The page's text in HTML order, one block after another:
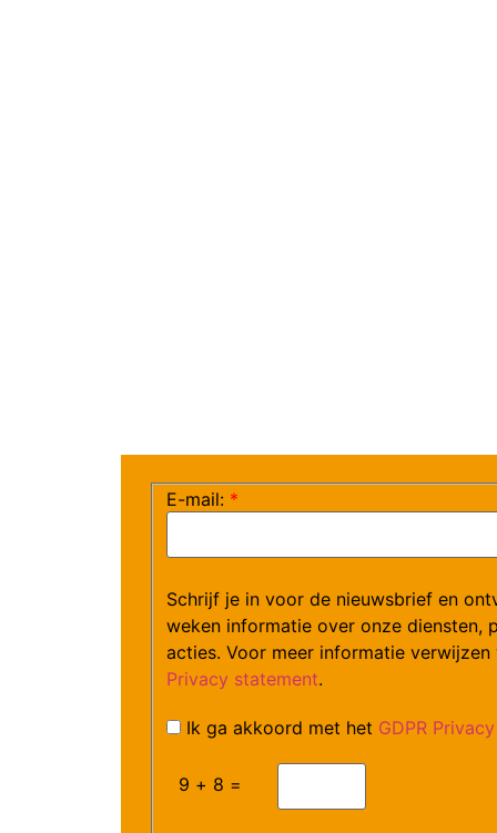
E-mail: *
Schrijf je in voor de nieuwsbrief en
weken informatie over onze diensten,
acties. Voor meer informatie verwijzen
Privacy statement.
Ik ga akkoord met het GDPR
9 + 8 =